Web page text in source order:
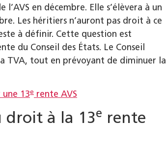
en décembre. Elle s’élèvera à un
Les héritiers n’auront pas droit à ce
à définir. Cette question est
du Conseil des États. Le Conseil
TVA, tout en prévoyant de diminuer la
13e rente AVS
droit à la 13e rente